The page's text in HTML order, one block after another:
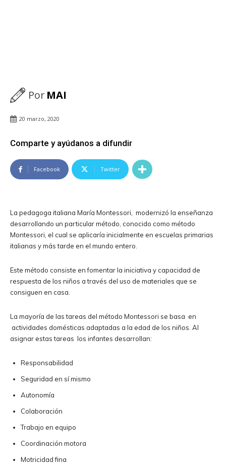
PorMAI
20 marzo, 2020
Comparte y ayúdanos a difundir
Facebook Twitter
La pedagoga italiana María Montessori, modernizó la enseñanza
desarrollando un particular método, conocido como método
Montessori, el cual se aplicaría inicialmente en escuelas primarias
italianas y más tarde en el mundo entero.
Este método consiste en fomentar la iniciativa y capacidad de
respuesta de los niños a través del uso de materiales que se
consiguen en casa.
La mayoría de las tareas del método Montessori se basa en
actividades domésticas adaptadas a la edad de los niños. Al
asignar estas tareas los infantes desarrollan:
Responsabilidad
Seguridad en sí mismo
Autonomía
Colaboración
Trabajo en equipo
Coordinación motora
Motricidad fina